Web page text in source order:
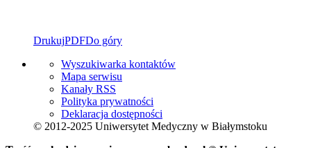
DrukujPDFDo góry
Wyszukiwarka kontaktów
Mapa serwisu
Kanały RSS
Polityka prywatności
Deklaracja dostępności
© 2012-2025 Uniwersytet Medyczny w Białymstoku